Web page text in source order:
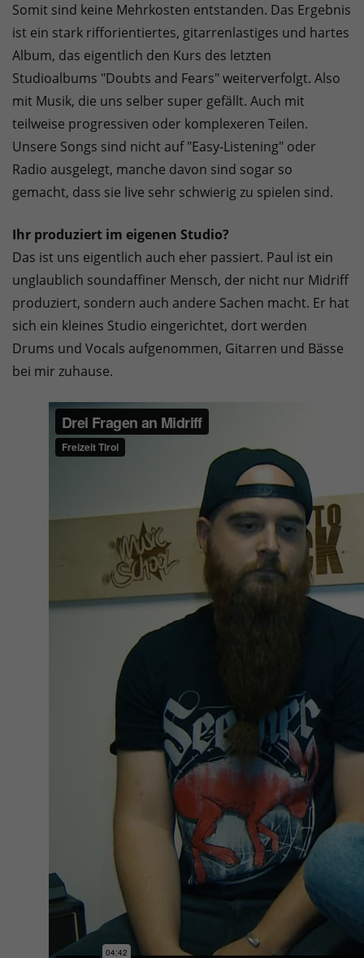
Somit sind keine Mehrkosten entstanden. Das Ergebnis
ist ein stark rifforientiertes, gitarrenlastiges und hartes
Album, das eigentlich den Kurs des letzten
Studioalbums "Doubts and Fears" weiterverfolgt. Also
mit Musik, die uns selber super gefällt. Auch mit
teilweise progressiven oder komplexeren Teilen.
Unsere Songs sind nicht auf "Easy-Listening" oder
Radio ausgelegt, manche davon sind sogar so
gemacht, dass sie live sehr schwierig zu spielen sind.
Ihr produziert im eigenen Studio?
Das ist uns eigentlich auch eher passiert. Paul ist ein
unglaublich soundaffiner Mensch, der nicht nur Midriff
produziert, sondern auch andere Sachen macht. Er hat
sich ein kleines Studio eingerichtet, dort werden
Drums und Vocals aufgenommen, Gitarren und Bässe
bei mir zuhause.